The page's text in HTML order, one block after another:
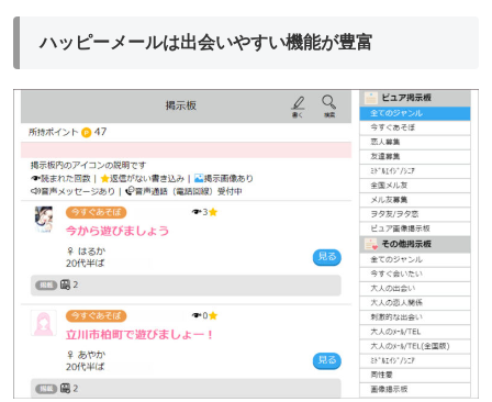
ハッピーメールは出会いやすい機能が豊富